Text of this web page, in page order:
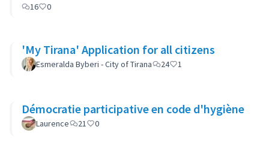
16
0
'My Tirana' Application for all citizens
Esmeralda Byberi - City of Tirana 24 1
Démocratie participative en code d'hygiène
Laurence 21 0